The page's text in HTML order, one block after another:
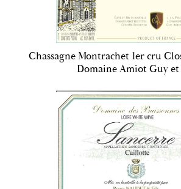
Chassagne Montrachet 1er cru
Domaine Amiot Guy et